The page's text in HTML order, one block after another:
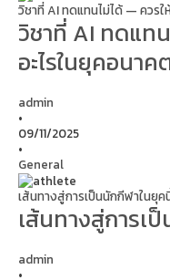
วิชาที่ AI ทดแทนไม่ได้ — ควรใ
วิชาที่ AI ทดแท
อะไรในยุคอนาค
admin
•
09/11/2025
•
General
เส้นทางสู่การเป็นนักกีฬาในยุค
เส้นทางสู่การเ
admin
•